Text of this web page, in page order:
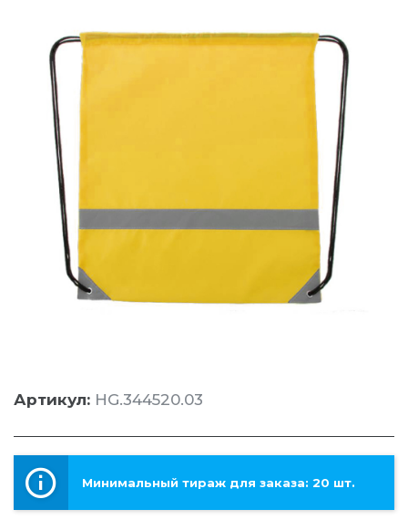
Артикул: HG.344520.03
Минимальный тираж для заказа: 20 шт.